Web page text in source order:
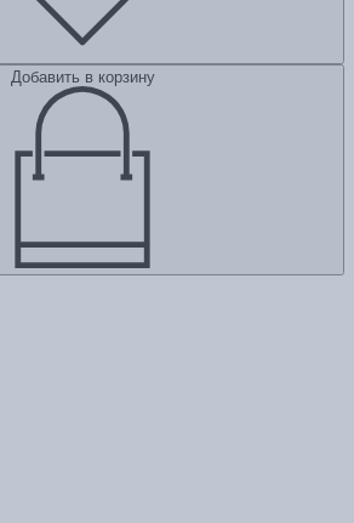
Добавить в корзину